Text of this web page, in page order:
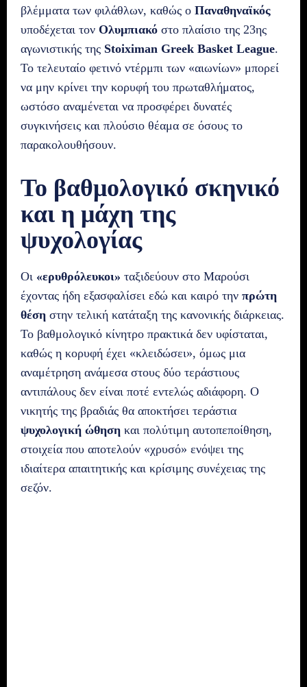
βλέμματα των φιλάθλων, καθώς ο Παναθηναϊκός
υποδέχεται τον Ολυμπιακό στο πλαίσιο της 23ης
αγωνιστικής της Stoiximan Greek Basket League.
Το τελευταίο φετινό ντέρμπι των «αιωνίων» μπορεί
να μην κρίνει την κορυφή του πρωταθλήματος,
ωστόσο αναμένεται να προσφέρει δυνατές
συγκινήσεις και πλούσιο θέαμα σε όσους το
παρακολουθήσουν.
Το βαθμολογικό σκηνικό
και η μάχη της
ψυχολογίας
Οι «ερυθρόλευκοι» ταξιδεύουν στο Μαρούσι
έχοντας ήδη εξασφαλίσει εδώ και καιρό την πρώτη
θέση στην τελική κατάταξη της κανονικής διάρκειας.
Το βαθμολογικό κίνητρο πρακτικά δεν υφίσταται,
καθώς η κορυφή έχει «κλειδώσει», όμως μια
αναμέτρηση ανάμεσα στους δύο τεράστιους
αντιπάλους δεν είναι ποτέ εντελώς αδιάφορη. Ο
νικητής της βραδιάς θα αποκτήσει τεράστια
ψυχολογική ώθηση και πολύτιμη αυτοπεποίθηση,
στοιχεία που αποτελούν «χρυσό» ενόψει της
ιδιαίτερα απαιτητικής και κρίσιμης συνέχειας της
σεζόν.